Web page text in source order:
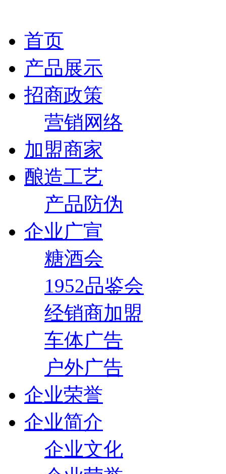
首页
产品展示
招商政策
营销网络
加盟商家
酿造工艺
产品防伪
企业广宣
糖酒会
1952品鉴会
经销商加盟
车体广告
户外广告
企业荣誉
企业简介
企业文化